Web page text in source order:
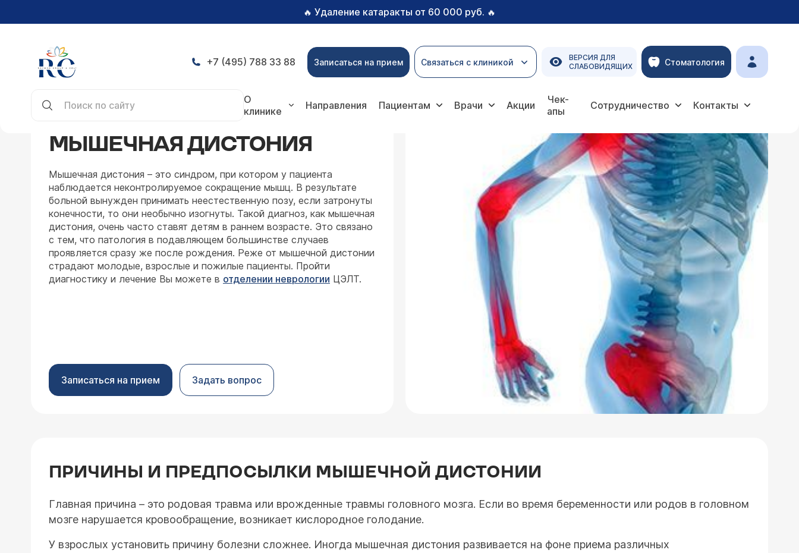
🔥 Удаление катаракты от 60 000 руб. 🔥
+7 (495) 788 33 88 Записаться на прием Связаться с клиникой
ВЕРСИЯ ДЛЯ
СЛАБОВИДЯЩИХ
Стоматология
О
клинике
Направления Пациентам Врачи Акции
Чек-
апы
Сотрудничество Контакты
МЫШЕЧНАЯ ДИСТОНИЯ
Мышечная дистония – это синдром, при котором у пациента
наблюдается неконтролируемое сокращение мышц. В результате
больной вынужден принимать неестественную позу, если затронуты
конечности, то они необычно изогнуты. Такой диагноз, как мышечная
дистония, очень часто ставят детям в раннем возрасте. Это связано
с тем, что патология в подавляющем большинстве случаев
проявляется сразу же после рождения. Реже от мышечной дистонии
страдают молодые, взрослые и пожилые пациенты. Пройти
диагностику и лечение Вы можете в отделении неврологии ЦЭЛТ.
Записаться на прием Задать вопрос
ПРИЧИНЫ И ПРЕДПОСЫЛКИ МЫШЕЧНОЙ ДИСТОНИИ
Главная причина – это родовая травма или врожденные травмы головного мозга. Если во время беременности или родов в головном
мозге нарушается кровообращение, возникает кислородное голодание.
У взрослых установить причину болезни сложнее. Иногда мышечная дистония развивается на фоне приема различных